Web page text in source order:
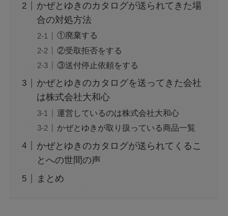
かぜとゆきのカタログが送られてきた場
合の対処方法
①廃棄する
②受取拒否をする
③送付停止依頼をする
かぜとゆきのカタログを送ってきた会社
は株式会社大和心
運営しているのは株式会社大和心
かぜとゆきが取り扱っている商品一覧
かぜとゆきのカタログが送られてくるこ
とへの世間の声
まとめ